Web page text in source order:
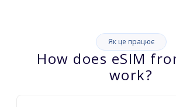
Як це працює
How does eSIM
work?